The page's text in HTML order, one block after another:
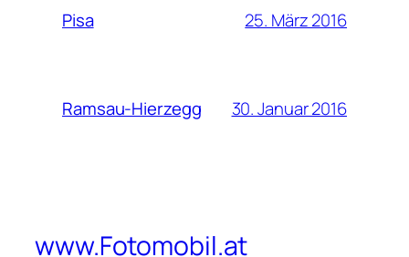
Pisa 25. März 2016
Ramsau-Hierzegg 30. Januar 2016
www.Fotomobil.at